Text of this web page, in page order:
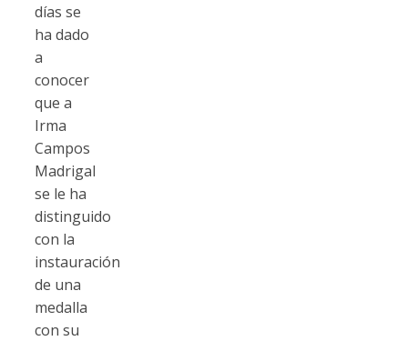
días se
ha dado
a
conocer
que a
Irma
Campos
Madrigal
se le ha
distinguido
con la
instauración
de una
medalla
con su